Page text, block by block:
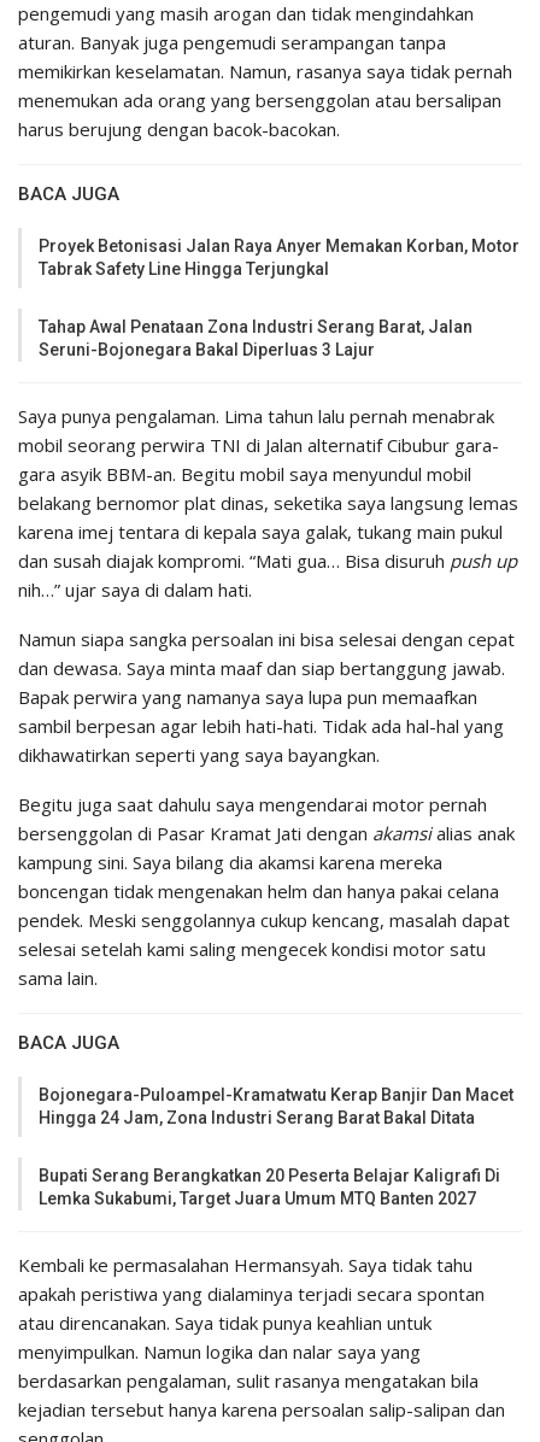
pengemudi yang masih arogan dan tidak mengindahkan
aturan. Banyak juga pengemudi serampangan tanpa
memikirkan keselamatan. Namun, rasanya saya tidak pernah
menemukan ada orang yang bersenggolan atau bersalipan
harus berujung dengan bacok-bacokan.
BACA JUGA
Proyek Betonisasi Jalan Raya Anyer Memakan Korban, Motor
Tabrak Safety Line Hingga Terjungkal
Tahap Awal Penataan Zona Industri Serang Barat, Jalan
Seruni-Bojonegara Bakal Diperluas 3 Lajur
Saya punya pengalaman. Lima tahun lalu pernah menabrak
mobil seorang perwira TNI di Jalan alternatif Cibubur gara-
gara asyik BBM-an. Begitu mobil saya menyundul mobil
belakang bernomor plat dinas, seketika saya langsung lemas
karena imej tentara di kepala saya galak, tukang main pukul
dan susah diajak kompromi. “Mati gua… Bisa disuruh push up
nih…” ujar saya di dalam hati.
Namun siapa sangka persoalan ini bisa selesai dengan cepat
dan dewasa. Saya minta maaf dan siap bertanggung jawab.
Bapak perwira yang namanya saya lupa pun memaafkan
sambil berpesan agar lebih hati-hati. Tidak ada hal-hal yang
dikhawatirkan seperti yang saya bayangkan.
Begitu juga saat dahulu saya mengendarai motor pernah
bersenggolan di Pasar Kramat Jati dengan akamsialias anak
kampung sini. Saya bilang dia akamsi karena mereka
boncengan tidak mengenakan helm dan hanya pakai celana
pendek. Meski senggolannya cukup kencang, masalah dapat
selesai setelah kami saling mengecek kondisi motor satu
sama lain.
BACA JUGA
Bojonegara-Puloampel-Kramatwatu Kerap Banjir Dan Macet
Hingga 24 Jam, Zona Industri Serang Barat Bakal Ditata
Bupati Serang Berangkatkan 20 Peserta Belajar Kaligrafi Di
Lemka Sukabumi, Target Juara Umum MTQ Banten 2027
Kembali ke permasalahan Hermansyah. Saya tidak tahu
apakah peristiwa yang dialaminya terjadi secara spontan
atau direncanakan. Saya tidak punya keahlian untuk
menyimpulkan. Namun logika dan nalar saya yang
berdasarkan pengalaman, sulit rasanya mengatakan bila
kejadian tersebut hanya karena persoalan salip-salipan dan